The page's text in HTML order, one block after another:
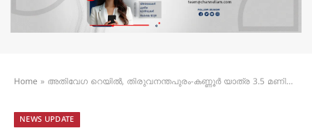
Home » അതിവേഗ റെയിൽ, തിരുവനന്തപുരം-കണ്ണൂർ യാത്ര 3.5 മണിക്കൂറാകും
NEWS UPDATE